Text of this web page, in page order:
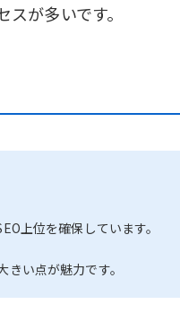
が多いです。
上位を確保しています。
い点が魅力です。